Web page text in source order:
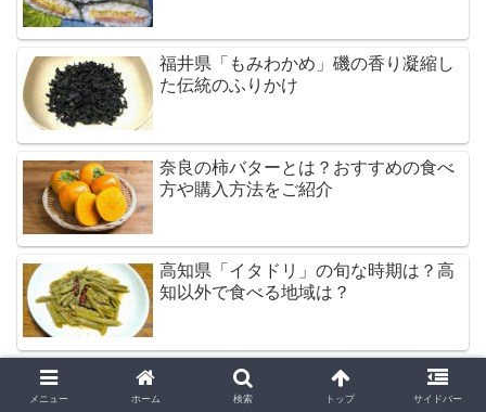
福井県「もみわかめ」磯の香り凝縮し
た伝統のふりかけ
奈良の柿バターとは？おすすめの食べ
方や購入方法をご紹介
高知県「イタドリ」の旬な時期は？高
知以外で食べる地域は？
メニュー ホーム 検索 トップ サイドバー